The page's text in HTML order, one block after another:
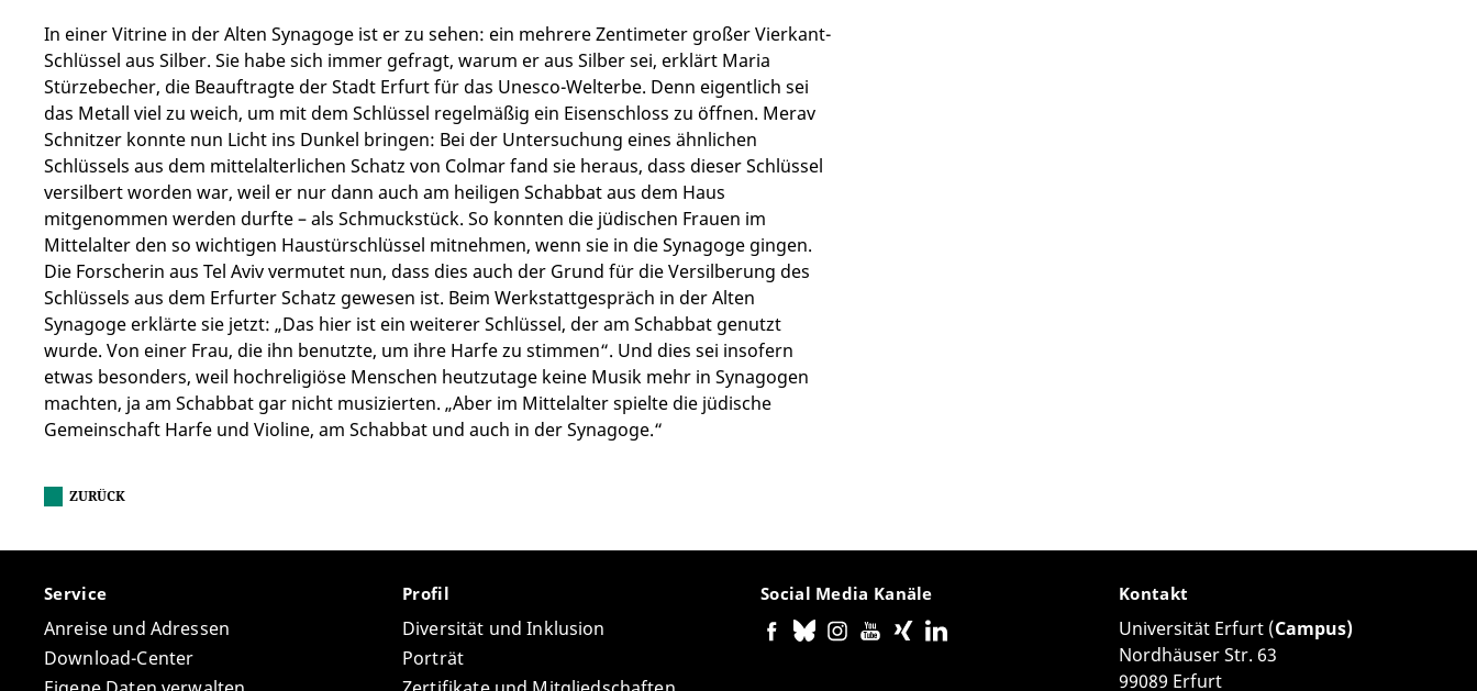
In einer Vitrine in der Alten Synagoge ist er zu sehen: ein mehrere Zentimeter großer Vierkant-
Schlüssel aus Silber. Sie habe sich immer gefragt, warum er aus Silber sei, erklärt Maria
Stürzebecher, die Beauftragte der Stadt Erfurt für das Unesco-Welterbe. Denn eigentlich sei
das Metall viel zu weich, um mit dem Schlüssel regelmäßig ein Eisenschloss zu öffnen. Merav
Schnitzer konnte nun Licht ins Dunkel bringen: Bei der Untersuchung eines ähnlichen
Schlüssels aus dem mittelalterlichen Schatz von Colmar fand sie heraus, dass dieser Schlüssel
versilbert worden war, weil er nur dann auch am heiligen Schabbat aus dem Haus
mitgenommen werden durfte – als Schmuckstück. So konnten die jüdischen Frauen im
Mittelalter den so wichtigen Haustürschlüssel mitnehmen, wenn sie in die Synagoge gingen.
Die Forscherin aus Tel Aviv vermutet nun, dass dies auch der Grund für die Versilberung des
Schlüssels aus dem Erfurter Schatz gewesen ist. Beim Werkstattgespräch in der Alten
Synagoge erklärte sie jetzt: „Das hier ist ein weiterer Schlüssel, der am Schabbat genutzt
wurde. Von einer Frau, die ihn benutzte, um ihre Harfe zu stimmen“. Und dies sei insofern
etwas besonders, weil hochreligiöse Menschen heutzutage keine Musik mehr in Synagogen
machten, ja am Schabbat gar nicht musizierten. „Aber im Mittelalter spielte die jüdische
Gemeinschaft Harfe und Violine, am Schabbat und auch in der Synagoge.“
ZURÜCK
Service
Anreise und Adressen
Download-Center
Profil
Diversität und Inklusion
Porträt
Social Media Kanäle Kontakt
Universität Erfurt (Campus)
Nordhäuser Str. 63
99089 Erfurt